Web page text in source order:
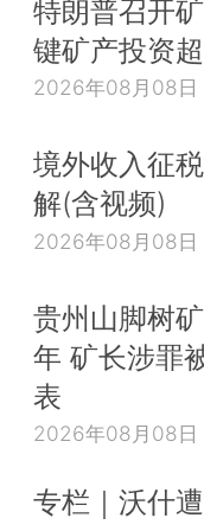
特朗普召开
键矿产投资
2026年08月08日
境外收入征
解(含视频)
2026年08月08日
贵州山脚树
年 矿长涉罪
表
2026年08月08日
专栏｜沃什